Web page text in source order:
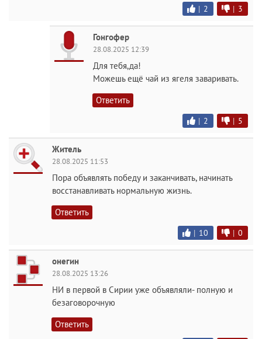
| 2 | 3
Гонгофер
28.08.2025 12:39
Для тебя,да!
Можешь ещё чай из ягеля заваривать.
Ответить
| 2 | 5
Житель
28.08.2025 11:53
Пора объявлять победу и заканчивать, начинать
восстанавливать нормальную жизнь.
Ответить
| 10 | 0
онегин
28.08.2025 13:26
НИ в первой в Сирии уже объявляли- полную и
безаговорочную
Ответить